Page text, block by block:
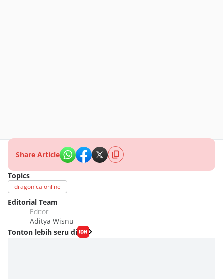
Share Article
Topics
dragonica online
Editorial Team
Editor
Aditya Wisnu
Tonton lebih seru di